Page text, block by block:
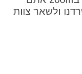
ולשאר צוות